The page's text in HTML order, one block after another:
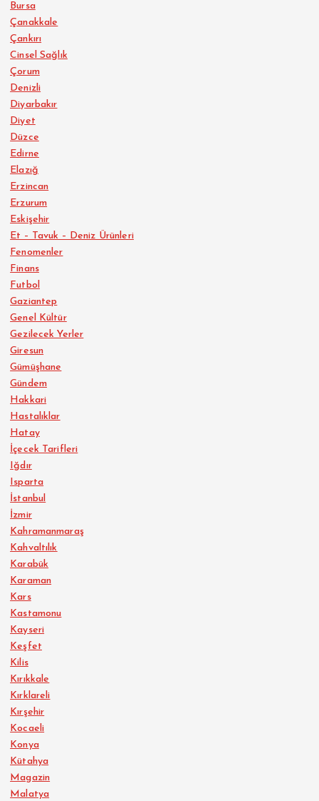
Bursa
Çanakkale
Çankırı
Cinsel Sağlık
Çorum
Denizli
Diyarbakır
Diyet
Düzce
Edirne
Elazığ
Erzincan
Erzurum
Eskişehir
Et – Tavuk – Deniz Ürünleri
Fenomenler
Finans
Futbol
Gaziantep
Genel Kültür
Gezilecek Yerler
Giresun
Gümüşhane
Gündem
Hakkari
Hastalıklar
Hatay
İçecek Tarifleri
Iğdır
Isparta
İstanbul
İzmir
Kahramanmaraş
Kahvaltılık
Karabük
Karaman
Kars
Kastamonu
Kayseri
Keşfet
Kilis
Kırıkkale
Kırklareli
Kırşehir
Kocaeli
Konya
Kütahya
Magazin
Malatya